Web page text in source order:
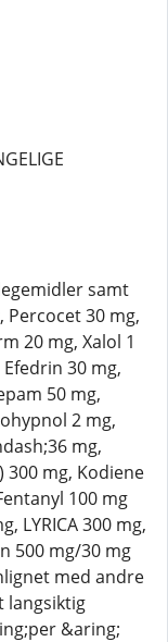
samt
Percocet 30 mg,
20 mg, Xalol 1
30 mg,
50 mg,
2 mg,
mg,
300 mg, Kodiene
100 mg
LYRICA 300 mg,
500 mg/30 mg
med andre
langsiktig
&aring;